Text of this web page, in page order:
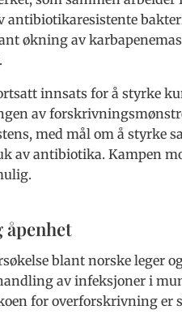
antibiotikaresistente
økning av
innsats for å styrke
av
med mål om å styrke
av antibiotika. Kampen
åpenhet
blant norske leger
av infeksjoner i
for overforskrivning er